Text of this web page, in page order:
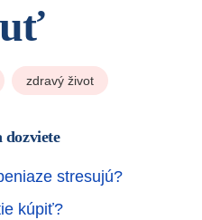
zdravý život
dozviete
stresujú?
kúpiť?